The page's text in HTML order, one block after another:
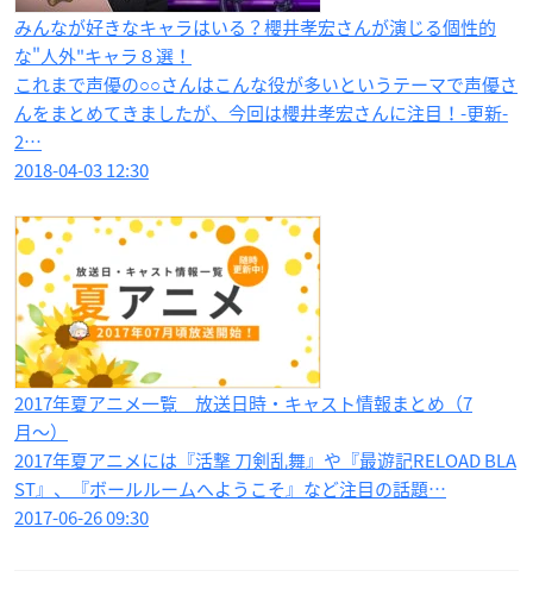
みんなが好きなキャラはいる？櫻井孝宏さんが演じる個性的
な"人外"キャラ８選！
これまで声優の○○さんはこんな役が多いというテーマで声優さ
んをまとめてきましたが、今回は櫻井孝宏さんに注目！-更新-
2…
2018-04-03 12:30
2017年夏アニメ一覧 放送日時・キャスト情報まとめ（7
月〜）
2017年夏アニメには『活撃 刀剣乱舞』や『最遊記RELOAD BLA
ST』、『ボールルームへようこそ』など注目の話題…
2017-06-26 09:30